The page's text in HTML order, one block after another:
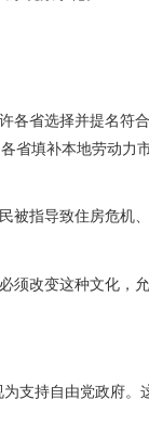
各省选择并提名符
省填补本地劳动力
被指导致住房危机
须改变这种文化，
支持自由党政府。